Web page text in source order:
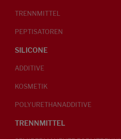
TRENNMITTEL
PEPTISATOREN
SILICONE
ADDITIVE
KOSMETIK
POLYURETHANADDITIVE
TRENNMITTEL